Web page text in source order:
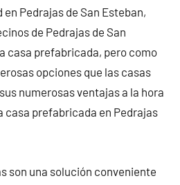
Pedrajas de San Esteban,
de Pedrajas de San
casa prefabricada, pero como
opciones que las casas
numerosas ventajas a la hora
casa prefabricada en Pedrajas
son una solución conveniente